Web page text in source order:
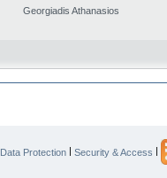
Georgiadis Athanasios
Data Protection | Security & Access |